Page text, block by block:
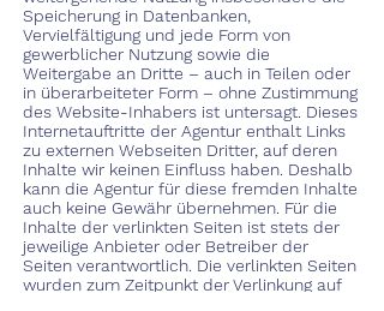
Speicherung in Datenbanken,
Vervielfältigung und jede Form von
gewerblicher Nutzung sowie die
Weitergabe an Dritte – auch in Teilen oder
in überarbeiteter Form – ohne Zustimmung
des Website-Inhabers ist untersagt. Dieses
Internetauftritte der Agentur enthalt Links
zu externen Webseiten Dritter, auf deren
Inhalte wir keinen Einfluss haben. Deshalb
kann die Agentur für diese fremden Inhalte
auch keine Gewähr übernehmen. Für die
Inhalte der verlinkten Seiten ist stets der
jeweilige Anbieter oder Betreiber der
Seiten verantwortlich. Die verlinkten Seiten
wurden zum Zeitpunkt der Verlinkung auf